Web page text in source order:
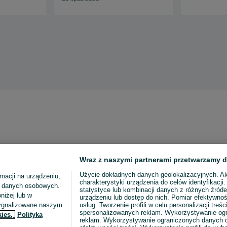
na urządzeniu,
osobowych.
lub w
naszym
Polityka
Wraz z naszymi partnerami przetwarzamy
Użycie dokładnych danych geolokalizacyjnych.
charakterystyki urządzenia do celów
statystyce lub kombinacji danych z różnych
urządzeniu lub dostęp do nich. Pomiar
usług. Tworzenie profili w celu personalizacji
spersonalizowanych reklam. Wykorzystywanie
reklam. Wykorzystywanie ograniczonych danych